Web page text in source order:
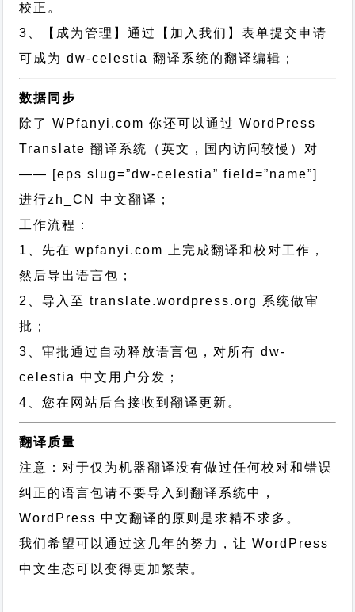
校正。
3、【成为管理】通过【加入我们】表单提交申请
可成为 dw-celestia 翻译系统的翻译编辑；
数据同步
除了 WPfanyi.com 你还可以通过WordPress
Translate 翻译系统（英文，国内访问较慢）对
—— [eps slug=”dw-celestia” field=”name”]
进行zh_CN
中文翻译；
工作流程：
1、先在 wpfanyi.com 上完成翻译和校对工作，
然后导出语言包；
2、导入至 translate.wordpress.org 系统做审
批；
3、审批通过自动释放语言包，对所有 dw-
celestia 中文用户分发；
4、您在网站后台接收到翻译更新。
翻译质量
注意：对于仅为机器翻译没有做过任何校对和错误
纠正的语言包请不要导入到翻译系统中，
WordPress 中文翻译的原则 是求精不求多。
我们希望可以通过这几年的努力，让 WordPress
中文生态可以变得更加繁荣。